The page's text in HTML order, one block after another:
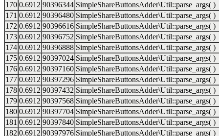
170 0.6912 90396344 SimpleShareButtonsAdder\Util::parse_args( )
171 0.6912 90396480 SimpleShareButtonsAdder\Util::parse_args( )
172 0.6912 90396616 SimpleShareButtonsAdder\Util::parse_args( )
173 0.6912 90396752 SimpleShareButtonsAdder\Util::parse_args( )
174 0.6912 90396888 SimpleShareButtonsAdder\Util::parse_args( )
175 0.6912 90397024 SimpleShareButtonsAdder\Util::parse_args( )
176 0.6912 90397160 SimpleShareButtonsAdder\Util::parse_args( )
177 0.6912 90397296 SimpleShareButtonsAdder\Util::parse_args( )
178 0.6912 90397432 SimpleShareButtonsAdder\Util::parse_args( )
179 0.6912 90397568 SimpleShareButtonsAdder\Util::parse_args( )
180 0.6912 90397704 SimpleShareButtonsAdder\Util::parse_args( )
181 0.6912 90397840 SimpleShareButtonsAdder\Util::parse_args( )
182 0.6912 90397976 SimpleShareButtonsAdder\Util::parse_args( )